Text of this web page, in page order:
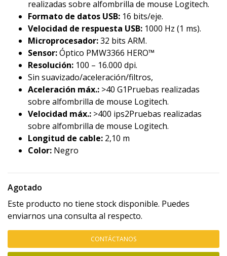
realizadas sobre alfombrilla de mouse Logitech.
Formato de datos USB: 16 bits/eje.
Velocidad de respuesta USB: 1000 Hz (1 ms).
Microprocesador:32 bits ARM.
Sensor:Óptico PMW3366 HERO™
Resolución: 100 – 16.000 dpi.
Sin suavizado/aceleración/filtros,
Aceleración máx.: >40 G1Pruebas realizadas
sobre alfombrilla de mouse Logitech.
Velocidad máx.: >400 ips2Pruebas realizadas
sobre alfombrilla de mouse Logitech.
Longitud de cable: 2,10 m
Color: Negro
Agotado
Este producto no tiene stock disponible. Puedes
enviarnos una consulta al respecto.
CONTÁCTANOS